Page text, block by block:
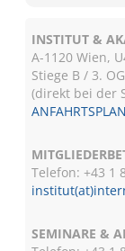
INSTITUT &
A-1120 Wien,
Stiege B / 3.
(direkt bei der
ANFAHRTSPLAN
Telefon: +43 1
SEMINARE &